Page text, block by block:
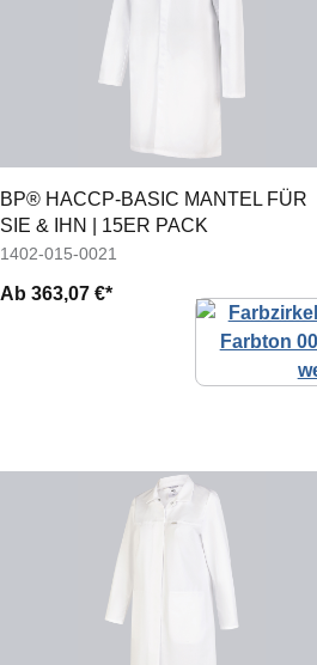
BP® HACCP-BASIC MANTEL FÜR
SIE & IHN | 15ER PACK
1402-015-0021
Ab 363,07 €*